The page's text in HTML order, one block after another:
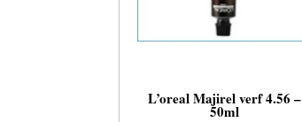
L’oreal Majirel verf 4.56 –
50ml